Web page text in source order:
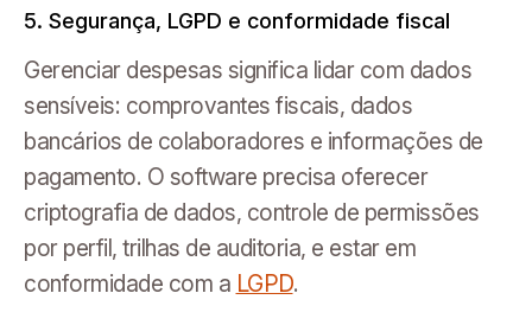
5. Segurança, LGPD e conformidade fiscal
Gerenciar despesas significa lidar com dados
sensíveis: comprovantes fiscais, dados
bancários de colaboradores e informações de
pagamento. O software precisa oferecer
criptografia de dados, controle de permissões
por perfil, trilhas de auditoria, e estar em
conformidade com a LGPD.